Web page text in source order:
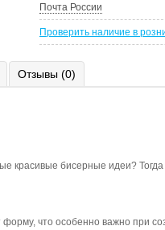
Почта России
Проверить наличие в
Отзывы (0)
красивые бисерные идеи?
что особенно важно при